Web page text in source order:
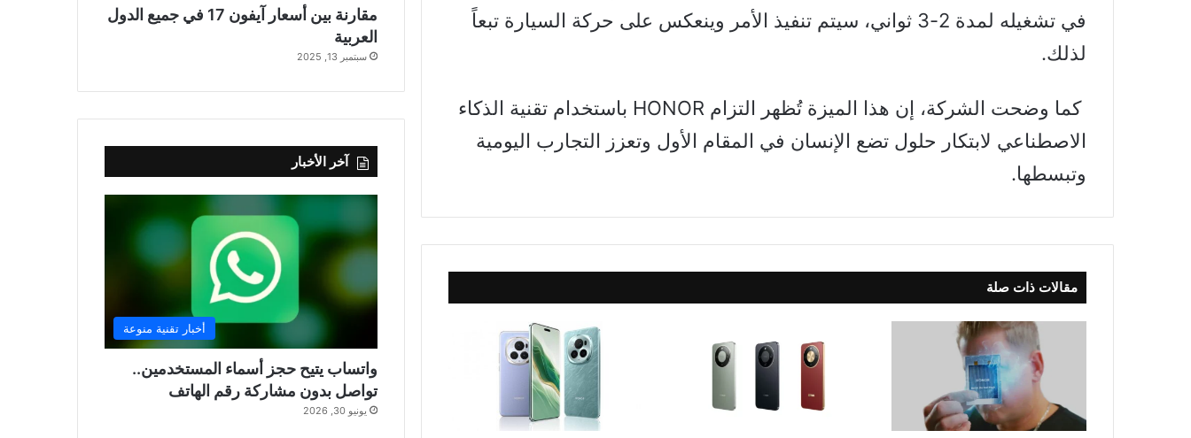
في تشغيله لمدة 2-3 ثواني، سيتم تنفيذ الأمر وينعكس على حركة السيارة تبعاً
لذلك.
كما وضحت الشركة، إن هذا الميزة تُظهر التزام HONOR باستخدام تقنية الذكاء
الاصطناعي لابتكار حلول تضع الإنسان في المقام الأول وتعزز التجارب اليومية
وتبسطها.
مقالات ذات صلة
مقارنة بين أسعار آيفون 17 في جميع الدول
العربية
سبتمبر 13, 2025
آخر الأخبار
أخبار تقنية منوعة
واتساب يتيح حجز أسماء المستخدمين..
تواصل بدون مشاركة رقم الهاتف
يونيو 30, 2026